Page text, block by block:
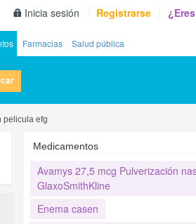
Inicia sesión Registrarse
Farmacias Salud pública
pelicula efg
Medicamentos
Avamys 27,5 mcg Pulverización
GlaxoSmithKline
Enema casen